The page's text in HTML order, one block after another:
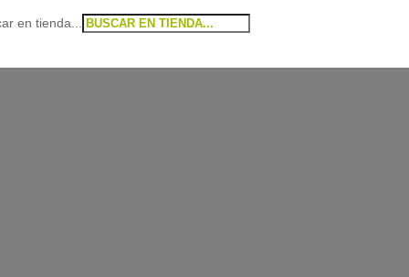
en tienda...